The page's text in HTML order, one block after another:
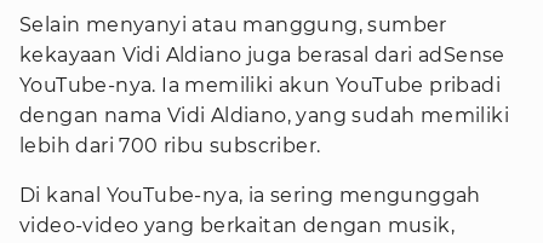
Selain menyanyi atau manggung, sumber
kekayaan Vidi Aldiano juga berasal dari adSense
YouTube-nya. Ia memiliki akun YouTube pribadi
dengan nama Vidi Aldiano, yang sudah memiliki
lebih dari 700 ribu subscriber.
Di kanal YouTube-nya, ia sering mengunggah
video-video yang berkaitan dengan musik,